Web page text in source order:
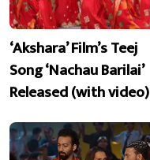
‘Akshara’ Film’s Teej
Song ‘Nachau Barilai’
Released (with video)